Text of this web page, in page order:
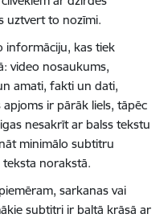
uztvert to nozīmi.
informāciju, kas tiek
video nosaukums,
amati, fakti un dati,
ir pārāk liels, tāpēc
nesakrīt ar balss tekstu
minimālo subtitru
teksta norakstā.
sarkanas vai
subtitri ir baltā krāsā ar